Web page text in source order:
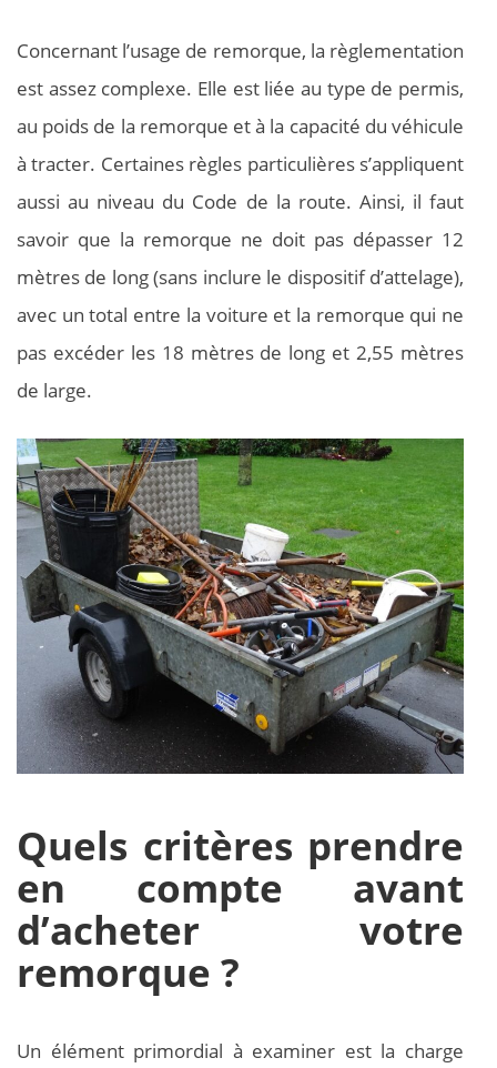
Concernant l’usage de remorque, la règlementation
est assez complexe. Elle est liée au type de permis,
au poids de la remorque et à la capacité du véhicule
à tracter. Certaines règles particulières s’appliquent
aussi au niveau du Code de la route. Ainsi, il faut
savoir que la remorque ne doit pas dépasser 12
mètres de long (sans inclure le dispositif d’attelage),
avec un total entre la voiture et la remorque qui ne
pas excéder les 18 mètres de long et 2,55 mètres
de large.
Quels critères prendre
en compte avant
d’acheter votre
remorque ?
Un élément primordial à examiner est la charge